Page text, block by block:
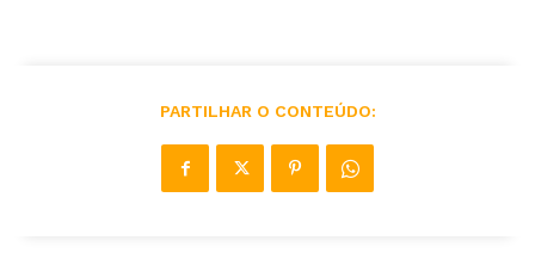
PARTILHAR O CONTEÚDO: